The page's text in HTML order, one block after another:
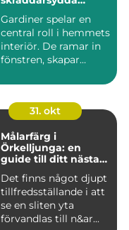
hem
Gardiner spelar en
central roll i hemmets
interiör. De ramar in
fönstren, skapar
31. okt
Målarfärg i
Örkelljunga: en
guide till ditt nästa
Det finns något djupt
tillfredsställande i att
se en sliten yta
förvandlas till n&ar...